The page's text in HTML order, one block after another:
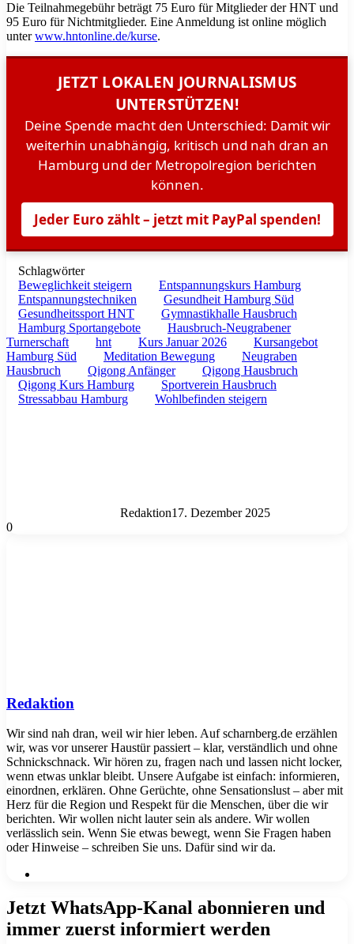
Die Teilnahmegebühr beträgt 75 Euro für Mitglieder der HNT und
95 Euro für Nichtmitglieder. Eine Anmeldung ist online möglich
unterwww.hntonline.de/kurse.
JETZT LOKALEN JOURNALISMUS
UNTERSTÜTZEN!
Deine Spende macht den Unterschied: Damit wir
weiterhin unabhängig, kritisch und nah dran an
Hamburg und der Metropolregion berichten
können.
Jeder Euro zählt – jetzt mit PayPal spenden!
Schlagwörter
Beweglichkeit steigern
Entspannungskurs Hamburg
Entspannungstechniken
Gesundheit Hamburg Süd
Gesundheitssport HNT
Gymnastikhalle Hausbruch
Hamburg Sportangebote
Hausbruch-Neugrabener
Turnerschaft
hnt Kurs Januar 2026
Kursangebot
Hamburg Süd
Meditation Bewegung
Neugraben
Hausbruch
Qigong Anfänger
Qigong Hausbruch
Qigong Kurs Hamburg
Sportverein Hausbruch
Stressabbau Hamburg
Wohlbefinden steigern
Redaktion17. Dezember 2025
0
Redaktion
Wir sind nah dran, weil wir hier leben. Auf scharnberg.de erzählen
wir, was vor unserer Haustür passiert – klar, verständlich und ohne
Schnickschnack. Wir hören zu, fragen nach und lassen nicht locker,
wenn etwas unklar bleibt. Unsere Aufgabe ist einfach: informieren,
einordnen, erklären. Ohne Gerüchte, ohne Sensationslust – aber mit
Herz für die Region und Respekt für die Menschen, über die wir
berichten. Wir wollen nicht lauter sein als andere. Wir wollen
verlässlich sein. Wenn Sie etwas bewegt, wenn Sie Fragen haben
oder Hinweise – schreiben Sie uns. Dafür sind wir da.
Jetzt WhatsApp-Kanal abonnieren und
immer zuerst informiert werden